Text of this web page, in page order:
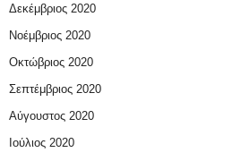
Δεκέμβριος 2020
Νοέμβριος 2020
Οκτώβριος 2020
Σεπτέμβριος 2020
Αύγουστος 2020
Ιούλιος 2020